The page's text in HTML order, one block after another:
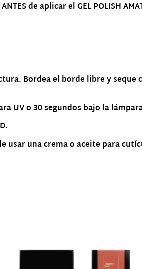
de aplicar el GEL POLISH
Bordea el borde libre y
UV o 30 segundos bajo la
usar una crema o aceite para